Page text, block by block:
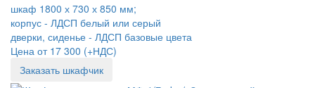
шкаф 1800 х 730 х 850 мм;
корпус - ЛДСП белый или серый
дверки, сиденье - ЛДСП базовые цвета
Цена от 17 300 (+НДС)
Заказать шкафчик